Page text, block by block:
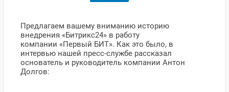
Предлагаем вашему вниманию историю
внедрения «Битрикс24» в работу
компании «Первый БИТ». Как это было, в
интервью нашей пресс-службе рассказал
основатель и руководитель компании Антон
Долгов: